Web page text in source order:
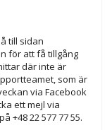
till sidan
för att få tillgång
där inte är
som är
via Facebook
ett mejl via
+48 22 577 77 55.